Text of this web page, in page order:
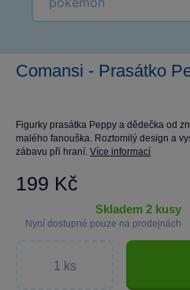
Comansi - Prasátko
Figurky prasátka Peppy a dědečka od
malého fanouška. Roztomilý design a
zábavu při hraní. Více informací
199 Kč
skladem 2 kusy
Nyní dostupné pouze na prodejnách